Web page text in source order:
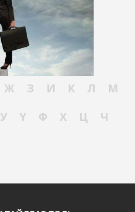
Ж З И К Л
М
У Ү Ф Х Ц
Ч